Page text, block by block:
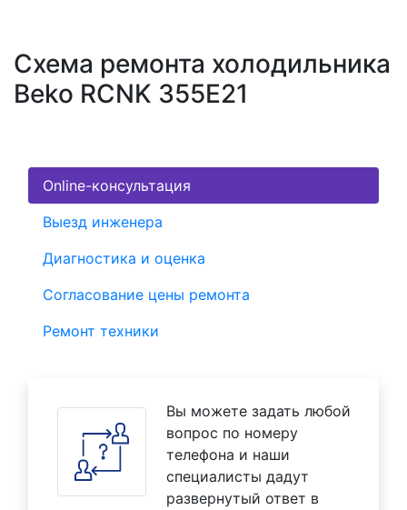
Схема ремонта холодильника
Beko RCNK 355E21
Online-консультация
Выезд инженера
Диагностика и оценка
Согласование цены ремонта
Ремонт техники
Вы можете задать любой
вопрос по номеру
телефона и наши
специалисты дадут
развернутый ответ в